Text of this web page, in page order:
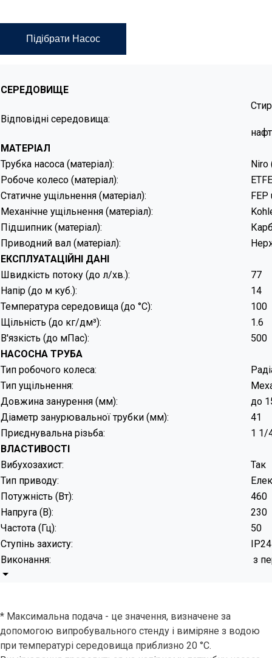
Підібрати Насос
СЕРЕДОВИЩЕ
Відповідні середовища:
МАТЕРІАЛ
Трубка насоса (матеріал):
Niro
Робоче колесо (матеріал):
Статичне ущільнення (матеріал):
FEP
Механічне ущільнення (матеріал):
Підшипник (матеріал):
Приводний вал (матеріал):
Швидкість потоку (до л/хв.):
Напір (до м куб.):
Температура середовища (до °C):
Щільність (до кг/дм³):
В'язкість (до мПас):
НАСОСНА ТРУБА
Тип робочого колеса:
Тип ущільнення:
Довжина занурення (мм):
до
Діаметр занурювальної трубки (мм):
41
Приєднувальна різьба:
1 1/
ВЛАСТИВОСТІ
Вибухозахист:
Так
Тип приводу:
Потужність (Вт):
460
Напруга (В):
230
Частота (Гц):
50
Ступінь захисту:
IP24
Виконання:
з
* Максимальна подача - це значення, визначене за
допомогою випробувального стенду і виміряне з водою
при температурі середовища приблизно 20 °C.